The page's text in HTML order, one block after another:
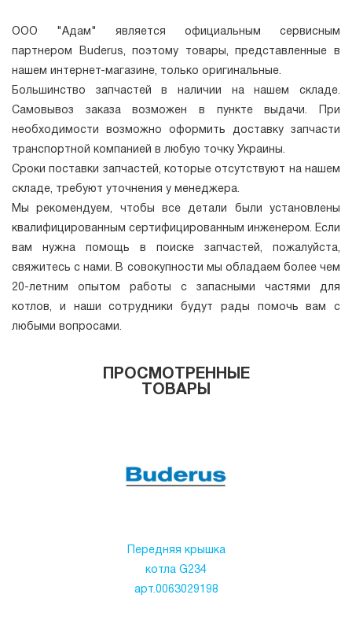
ООО "Адам" является официальным сервисным
партнером Buderus, поэтому товары, представленные в
нашем интернет-магазине, только оригинальные.
Большинство запчастей в наличии на нашем складе.
Самовывоз заказа возможен в пункте выдачи. При
необходимости возможно оформить доставку запчасти
транспортной компанией в любую точку Украины.
Сроки поставки запчастей, которые отсутствуют на нашем
складе, требуют уточнения у менеджера.
Мы рекомендуем, чтобы все детали были установлены
квалифицированным сертифицированным инженером. Если
вам нужна помощь в поиске запчастей, пожалуйста,
свяжитесь с нами. В совокупности мы обладаем более чем
20-летним опытом работы с запасными частями для
котлов, и наши сотрудники будут рады помочь вам с
любыми вопросами.
ПРОСМОТРЕННЫЕ
ТОВАРЫ
Передняя крышка
котла G234
арт.0063029198